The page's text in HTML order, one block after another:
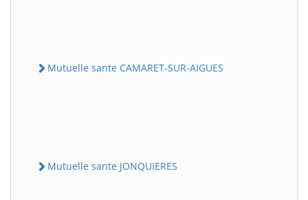
Mutuelle sante CAMARET-SUR-AIGUES
Mutuelle sante JONQUIERES